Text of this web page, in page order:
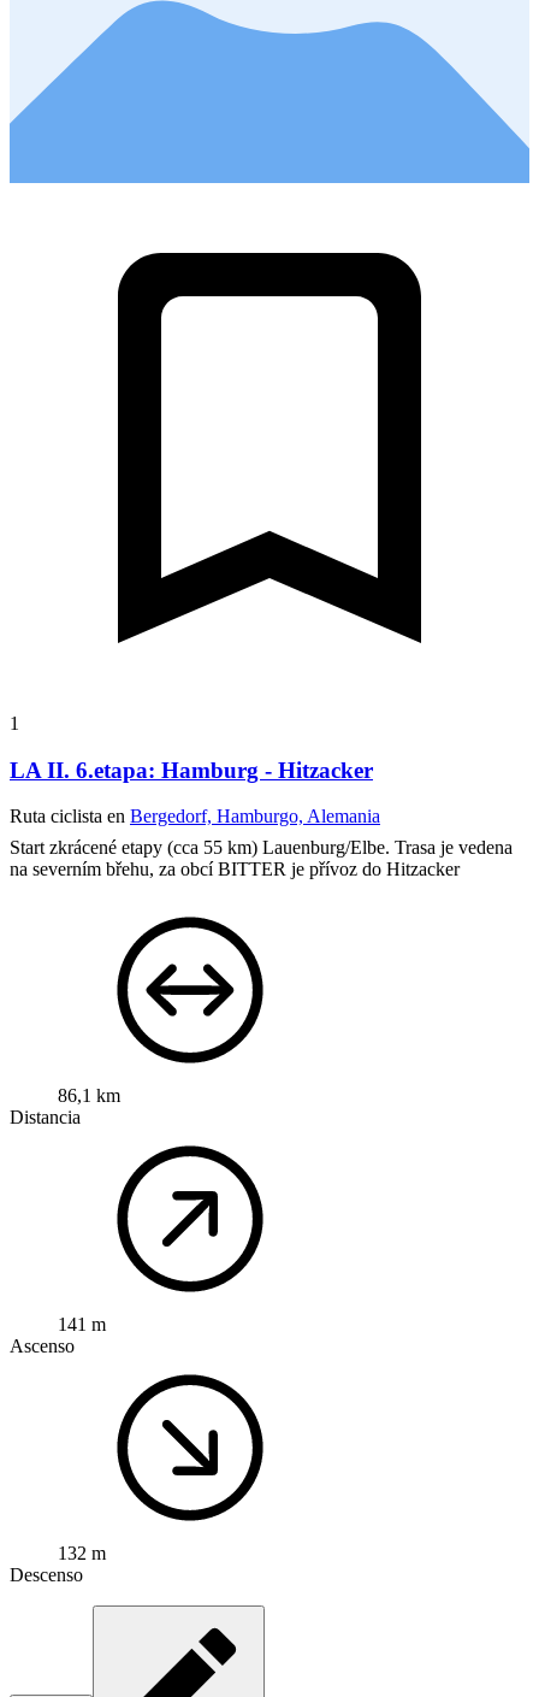
1
LA II. 6.etapa: Hamburg - Hitzacker
Ruta ciclista en Bergedorf, Hamburgo, Alemania
Start zkrácené etapy (cca 55 km) Lauenburg/Elbe. Trasa je vedena
na severním břehu, za obcí BITTER je přívoz do Hitzacker
86,1 km
Distancia
141 m
Ascenso
132 m
Descenso